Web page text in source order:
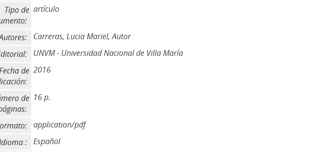
Tipo de artículo
Carreras, Lucia Mariel, Autor
UNVM - Universidad Nacional de Villa María
de 2016
de 16 p.
application/pdf
:
Español